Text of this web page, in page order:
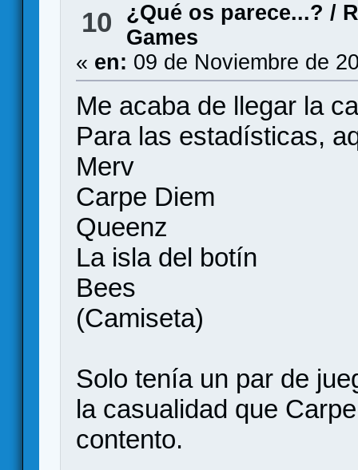
10 ¿Qué os parece...? /
Games
« en: 09 de Noviembre de
Me acaba de llegar la
Para las estadísticas,
Merv
Carpe Diem
Queenz
La isla del botín
Bees
(Camiseta)
Solo tenía un par de
la casualidad que
contento.